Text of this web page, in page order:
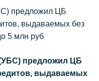
предложил ЦБ
выдаваемых без
5 млн руб
предложил ЦБ
выдаваемых